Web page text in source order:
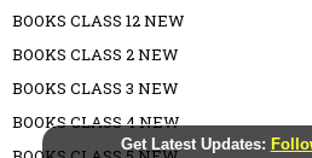
Get Latest Updates:
BOOKS CLASS 12 NEW
BOOKS CLASS 2 NEW
BOOKS CLASS 3 NEW
BOOKS CLASS 4 NEW